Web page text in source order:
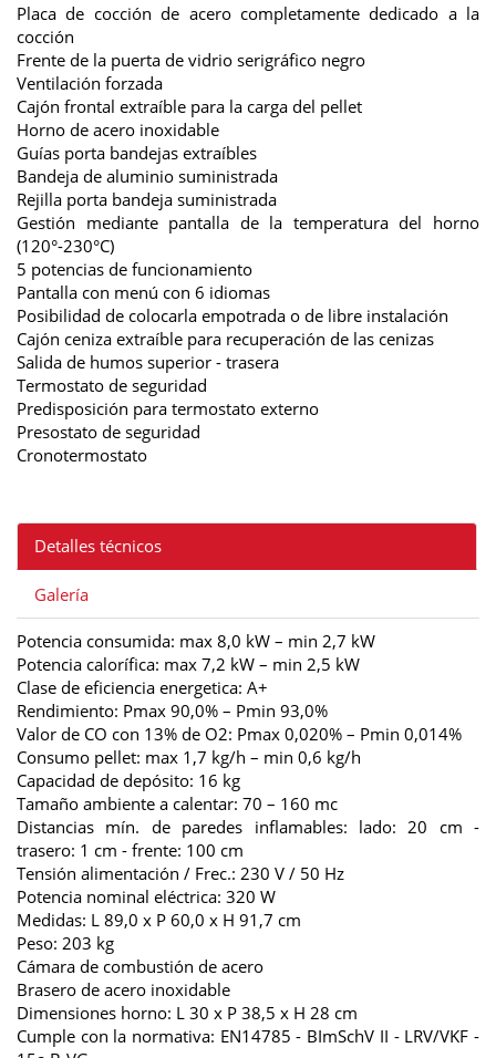
Placa de cocción de acero completamente dedicado a la
cocción
Frente de la puerta de vidrio serigráfico negro
Ventilación forzada
Cajón frontal extraíble para la carga del pellet
Horno de acero inoxidable
Guías porta bandejas extraíbles
Bandeja de aluminio suministrada
Rejilla porta bandeja suministrada
Gestión mediante pantalla de la temperatura del horno
(120°-230°C)
5 potencias de funcionamiento
Pantalla con menú con 6 idiomas
Posibilidad de colocarla empotrada o de libre instalación
Cajón ceniza extraíble para recuperación de las cenizas
Salida de humos superior - trasera
Termostato de seguridad
Predisposición para termostato externo
Presostato de seguridad
Cronotermostato
Detalles técnicos
Galería
Potencia consumida: max 8,0 kW – min 2,7 kW
Potencia calorífica: max 7,2 kW – min 2,5 kW
Clase de eficiencia energetica: A+
Rendimiento: Pmax 90,0% – Pmin 93,0%
Valor de CO con 13% de O2: Pmax 0,020% – Pmin 0,014%
Consumo pellet: max 1,7 kg/h – min 0,6 kg/h
Capacidad de depósito: 16 kg
Tamaño ambiente a calentar: 70 – 160 mc
Distancias mín. de paredes inflamables: lado: 20 cm -
trasero: 1 cm - frente: 100 cm
Tensión alimentación / Frec.: 230 V / 50 Hz
Potencia nominal eléctrica: 320 W
Medidas: L 89,0 x P 60,0 x H 91,7 cm
Peso: 203 kg
Cámara de combustión de acero
Brasero de acero inoxidable
Dimensiones horno: L 30 x P 38,5 x H 28 cm
Cumple con la normativa: EN14785 - BImSchV II - LRV/VKF -